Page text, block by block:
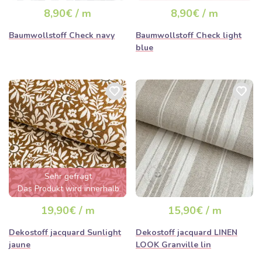
8,90€ / m
Baumwollstoff Check navy
ausverkauft sein
8,90€ / m
Baumwollstoff Check light
blue
Sehr gefragt
Das Produkt wird innerhalb
von wenigen Stunden
ausverkauft sein
19,90€ / m
Dekostoff jacquard Sunlight
jaune
15,90€ / m
Dekostoff jacquard LINEN
LOOK Granville lin